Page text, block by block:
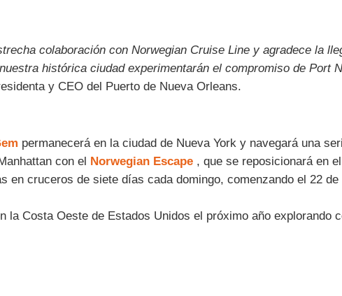
colaboración con Norwegian Cruise Line y agradece la
histórica ciudad experimentarán el compromiso de
y CEO del Puerto de Nueva Orleans.
permanecerá en la ciudad de Nueva York y navegará una
con el Norwegian Escape , que se reposicionará en
en cruceros de siete días cada domingo, comenzando el 22 de
la Costa Oeste de Estados Unidos el próximo año explorando